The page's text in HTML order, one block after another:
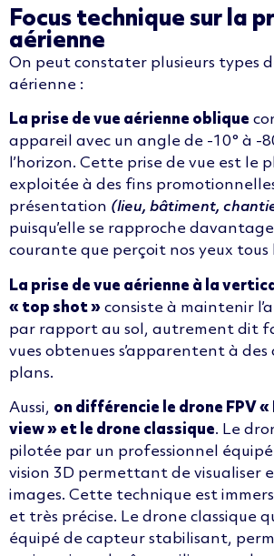
Focus technique sur la
aérienne
On peut constater plusieurs types
aérienne :
La prise de vue aérienne oblique
appareil avec un angle de -10° à -
l’horizon. Cette prise de vue est le
exploitée à des fins
présentation (lieu, bâtiment,
puisqu’elle se rapproche
courante que perçoit nos yeux tous
La prise de vue aérienne à la
« top shot » consiste à maintenir
par rapport au sol, autrement dit
vues obtenues s’apparentent à des
plans.
Aussi, on différencie le drone FPV
view » et le drone classique. Le
pilotée par un professionnel équipé
vision 3D permettant de visualiser
images. Cette technique est
et très précise. Le drone classique
équipé de capteur stabilisant,